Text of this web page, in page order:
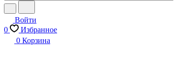
Войти
0
Избранное
0 Корзина